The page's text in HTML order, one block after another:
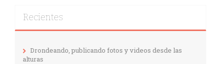
Recientes
Drondeando, publicando fotos y videos desde las
alturas